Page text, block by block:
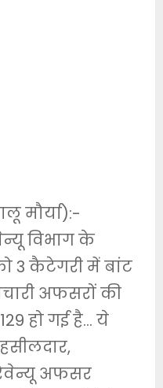
मौर्या):-
विभाग के
को 3 कैटेगरी में बांट
अफसरों की
हो गई है… ये
अफसर